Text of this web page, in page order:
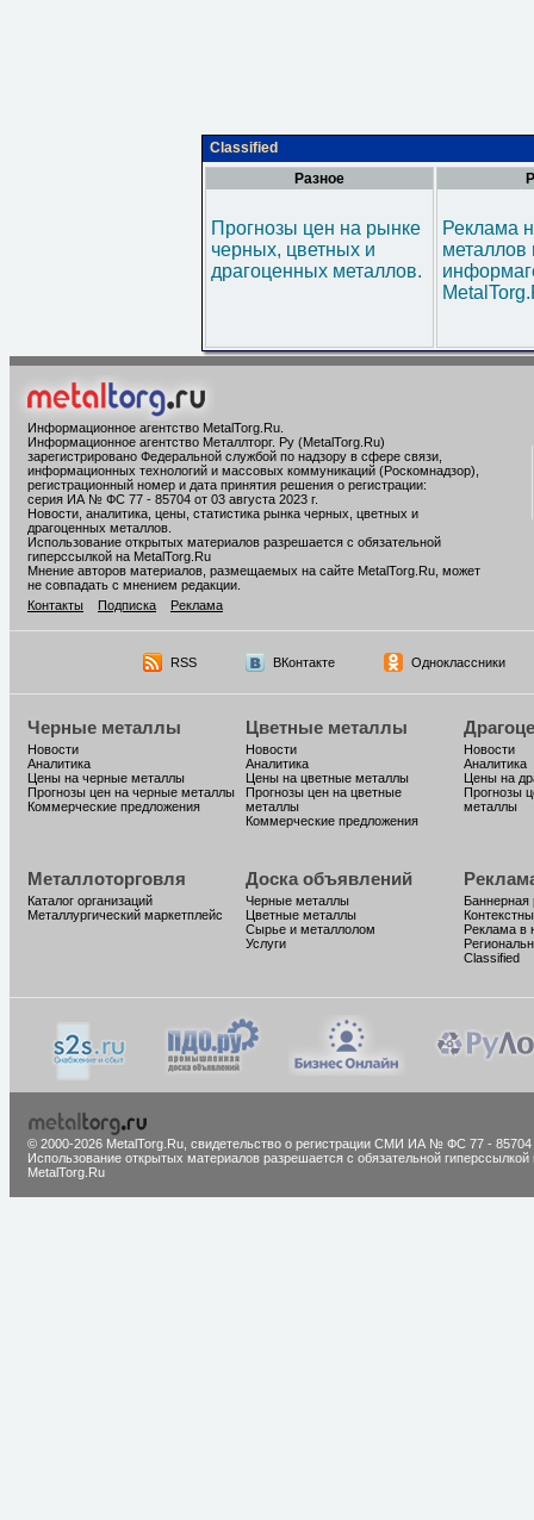
Classified
Разное
Прогнозы цен на рынке
черных, цветных и
драгоценных металлов.
Реклама
металлов
Информационное агентство MetalTorg.Ru
Информационное агентство Металлторг. Ру (MetalTorg.Ru)
зарегистрировано Федеральной службой по надзору в сфере связи,
информационных технологий и массовых коммуникаций (Роскомнадзор),
регистрационный номер и дата принятия решения о регистрации:
серия ИА № ФС 77 - 85704 от 03 августа 2023 г.
Новости, аналитика, цены, статистика рынка черных, цветных и
драгоценных металлов.
Использование открытых материалов разрешается с обязательной
гиперссылкой на MetalTorg.Ru
Мнение авторов материалов, размещаемых на сайте MetalTorg.Ru, может
не совпадать с мнением редакции.
Контакты
Подписка Реклама
RSS ВКонтакте Одноклассники
Черные металлы
Новости
Аналитика
Цены на черные металлы
Прогнозы цен на черные металлы
Коммерческие предложения
Цветные металлы
Новости
Аналитика
Цены на цветные металлы
Прогнозы цен на цветные
металлы
Коммерческие предложения
Новости
Аналитика
Цены на
Прогнозы
металлы
Металлоторговля
Каталог организаций
Металлургический маркетплейс
Доска объявлений
Черные металлы
Цветные металлы
Сырье и металлолом
Услуги
Баннерная
Реклама в
Classified
© 2000-2026 MetalTorg.Ru, cвидетельство о регистрации СМИ ИА № ФС 77 - 85704
Использование открытых материалов разрешается с обязательной гиперссылкой
MetalTorg.Ru